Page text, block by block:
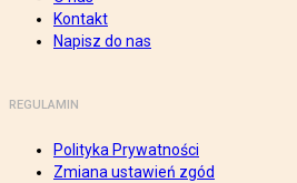
Kontakt
Napisz do nas
REGULAMIN
Polityka Prywatności
Zmiana ustawień zgód